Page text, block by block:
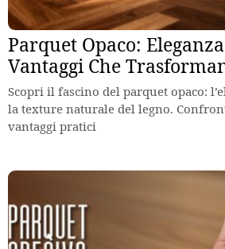
Parquet Opaco:
Vantaggi Che
Scopri il fascino del parquet opaco:
la texture naturale del legno.
vantaggi pratici